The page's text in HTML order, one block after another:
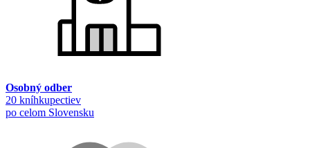
Osobný odber
20 kníhkupectiev
po celom Slovensku